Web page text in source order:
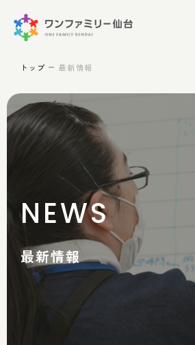
トップ 最新情報
NEWS
最新情報